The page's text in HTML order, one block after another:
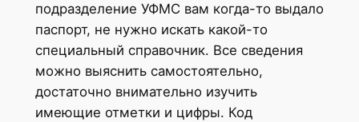
подразделение УФМС вам когда-то выдало
паспорт, не нужно искать какой-то
специальный справочник. Все сведения
можно выяснить самостоятельно,
достаточно внимательно изучить
имеющие отметки и цифры. Код